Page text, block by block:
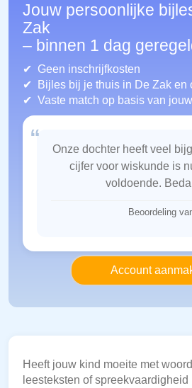
Jouw persoonlijke
Zak
– binnen 1 dag
Geen inschrijfkosten
Bijles bij je thuis in De Zak en
Vaste match op basis van
“
Onze dochter heeft veel
cijfer voor wiskunde is
voldoende.
Beoordeling
Account
Heeft jouw kind moeite met
leesteksten of